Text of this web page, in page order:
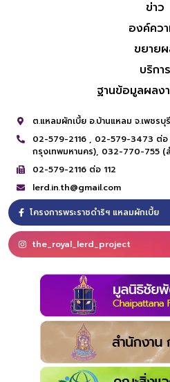
ข่าว
องค์คว
ขยาย
บริการ
ฐานข้อมูลผลง
ต.แหลมผักเบี้ย อ.บ้านแหลม จ.เพชรบุรี
02-579-2116 , 02-579-3473 ต่อ
กรุงเทพมหานคร), 032-770-755 (
02-579-2116 ต่อ 112
lerd.in.th@gmail.com
โครงการพระราชดำริฯ แหลมผักเบี้ย
the_royal_lerd_project